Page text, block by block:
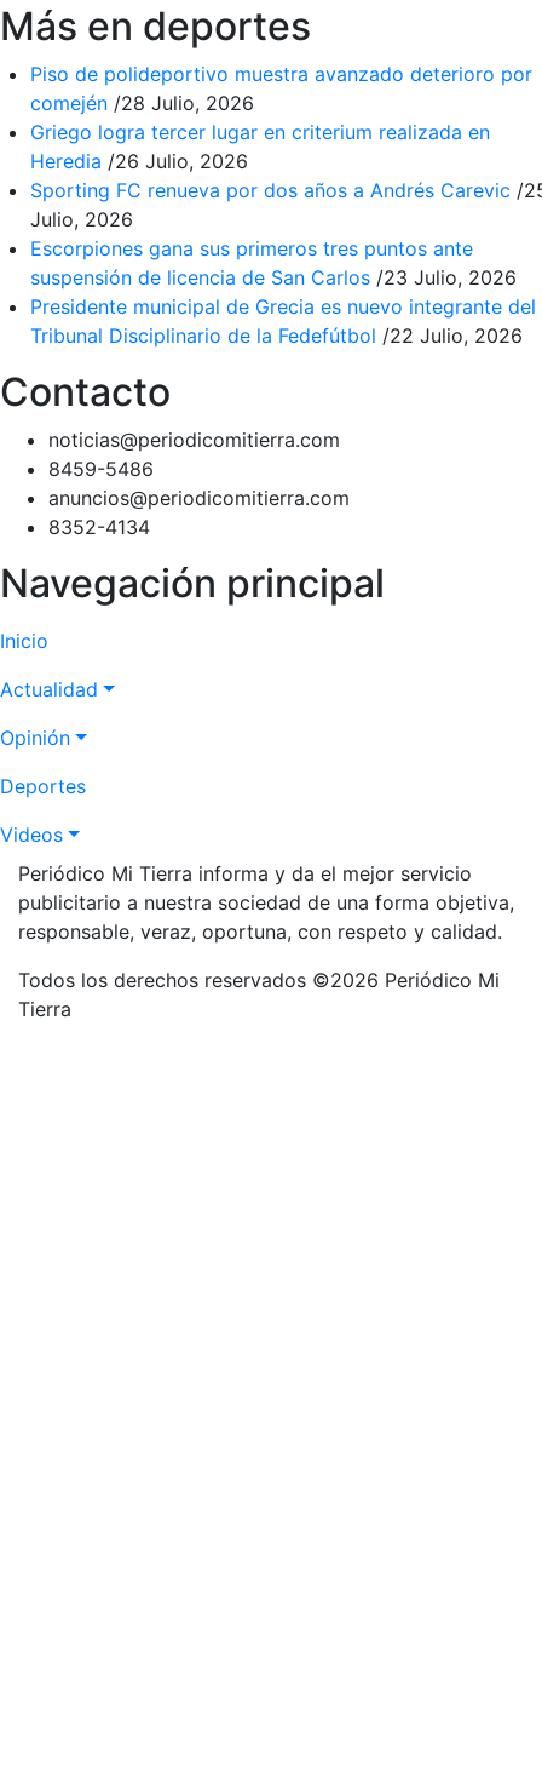
Más en deportes
Piso de polideportivo muestra avanzado deterioro por
comején /28 Julio, 2026
Griego logra tercer lugar en criterium realizada en
Heredia /26 Julio, 2026
Sporting FC renueva por dos años a Andrés Carevic /
Julio, 2026
Escorpiones gana sus primeros tres puntos ante
suspensión de licencia de San Carlos /23 Julio, 2026
Presidente municipal de Grecia es nuevo integrante del
Tribunal Disciplinario de la Fedefútbol /22 Julio, 2026
Contacto
noticias@periodicomitierra.com
8459-5486
anuncios@periodicomitierra.com
8352-4134
Navegación principal
Inicio
Actualidad
Opinión
Deportes
Videos
Periódico Mi Tierra informa y da el mejor servicio
publicitario a nuestra sociedad de una forma objetiva,
responsable, veraz, oportuna, con respeto y calidad.
Todos los derechos reservados ©2026 Periódico Mi
Tierra